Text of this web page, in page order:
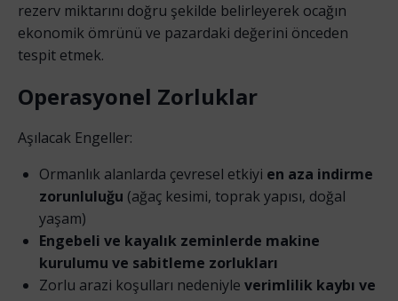
rezerv miktarını doğru şekilde belirleyerek ocağın
ekonomik ömrünü ve pazardaki değerini önceden
tespit etmek.
Operasyonel Zorluklar
Aşılacak Engeller:
Ormanlık alanlarda çevresel etkiyi en aza indirme
zorunluluğu (ağaç kesimi, toprak yapısı, doğal
yaşam)
Engebeli ve kayalık zeminlerde makine
kurulumu ve sabitleme zorlukları
Zorlu arazi koşulları nedeniyle verimlilik kaybı ve